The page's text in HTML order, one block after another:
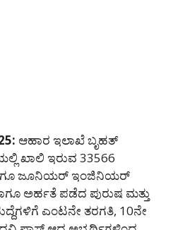
ಆಹಾರ ಇಲಾಖೆ ಬೃಹತ್
ಖಾಲಿ ಇರುವ 33566
ಜೂನಿಯರ್ ಇಂಜಿನಿಯರ್
ಅರ್ಹತೆ ಪಡೆದ ಪುರುಷ ಮತ್ತು
ಎಂಟನೇ ತರಗತಿ, 10ನೇ